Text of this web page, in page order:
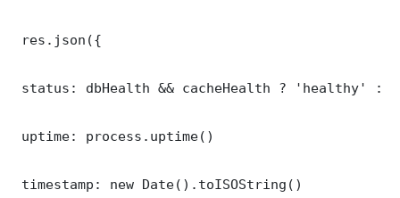
res.json({
status: dbHealth && cacheHealth ? 'healthy' :
uptime: process.uptime()
timestamp: new Date().toISOString()